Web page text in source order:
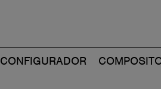
CONFIGURADOR